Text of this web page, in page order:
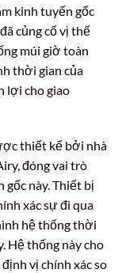
kinh tuyến gốc
củng cố vị thế
múi giờ toàn
thời gian của
lợi cho giao
thiết kế bởi nhà
đóng vai trò
này. Thiết bị
xác sự đi qua
hệ thống thời
Hệ thống này cho
vị chính xác so